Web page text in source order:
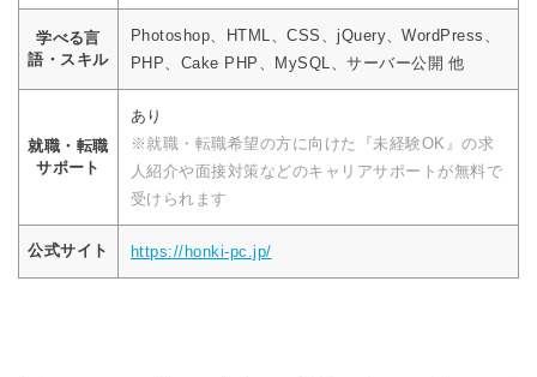
学べる言
語・スキル
Photoshop、HTML、CSS、jQuery、WordPress、
PHP、Cake PHP、MySQL、サーバー公開 他
就職・転職
サポート
あり
※就職・転職希望の方に向けた『未経験OK』の求
人紹介や面接対策などのキャリアサポートが無料で
受けられます
公式サイト https://honki-pc.jp/